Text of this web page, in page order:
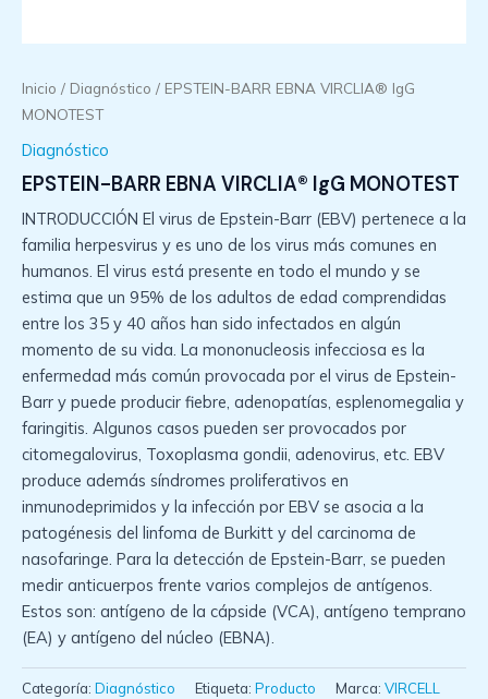
Inicio / Diagnóstico / EPSTEIN-BARR EBNA VIRCLIA® IgG
MONOTEST
Diagnóstico
EPSTEIN-BARR EBNA VIRCLIA® IgG MONOTEST
INTRODUCCIÓN El virus de Epstein-Barr (EBV) pertenece a la
familia herpesvirus y es uno de los virus más comunes en
humanos. El virus está presente en todo el mundo y se
estima que un 95% de los adultos de edad comprendidas
entre los 35 y 40 años han sido infectados en algún
momento de su vida. La mononucleosis infecciosa es la
enfermedad más común provocada por el virus de Epstein-
Barr y puede producir fiebre, adenopatías, esplenomegalia y
faringitis. Algunos casos pueden ser provocados por
citomegalovirus, Toxoplasma gondii, adenovirus, etc. EBV
produce además síndromes proliferativos en
inmunodeprimidos y la infección por EBV se asocia a la
patogénesis del linfoma de Burkitt y del carcinoma de
nasofaringe. Para la detección de Epstein-Barr, se pueden
medir anticuerpos frente varios complejos de antígenos.
Estos son: antígeno de la cápside (VCA), antígeno temprano
(EA) y antígeno del núcleo (EBNA).
Categoría: Diagnóstico Etiqueta: Producto Marca: VIRCELL